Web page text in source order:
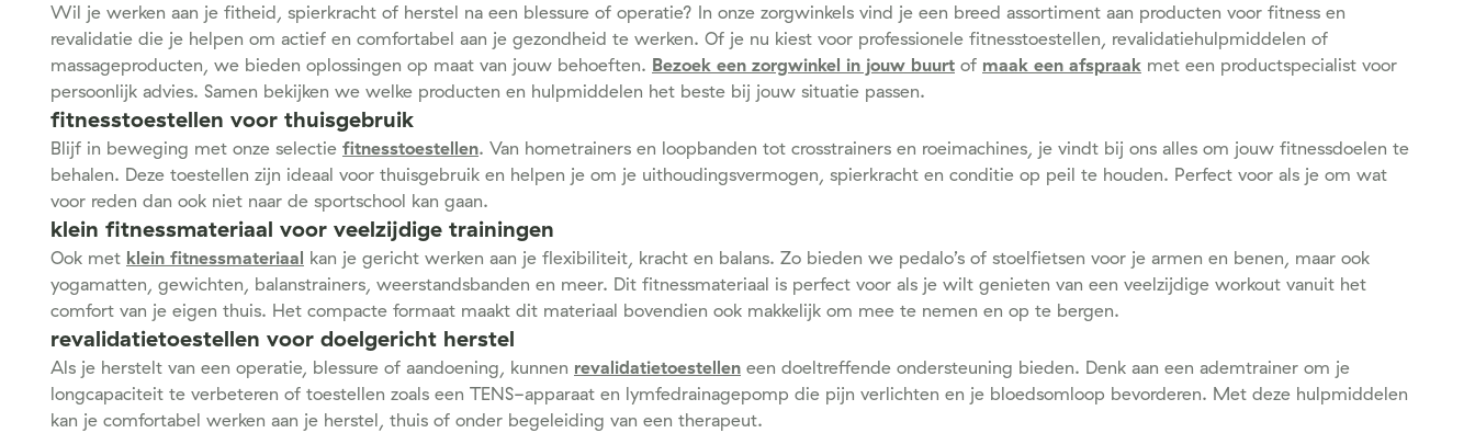
Wil je werken aan je fitheid, spierkracht of herstel na een blessure of operatie? In onze zorgwinkels vind je een breed assortiment aan producten voor fitness en
revalidatie die je helpen om actief en comfortabel aan je gezondheid te werken. Of je nu kiest voor professionele fitnesstoestellen, revalidatiehulpmiddelen of
massageproducten, we bieden oplossingen op maat van jouw behoeften. Bezoek een zorgwinkel in jouw buurt of maak een afspraak met een productspecialist voor
persoonlijk advies. Samen bekijken we welke producten en hulpmiddelen het beste bij jouw situatie passen.
fitnesstoestellen voor thuisgebruik
Blijf in beweging met onze selectie fitnesstoestellen. Van hometrainers en loopbanden tot crosstrainers en roeimachines, je vindt bij ons alles om jouw fitnessdoelen te
behalen. Deze toestellen zijn ideaal voor thuisgebruik en helpen je om je uithoudingsvermogen, spierkracht en conditie op peil te houden. Perfect voor als je om wat
voor reden dan ook niet naar de sportschool kan gaan.
klein fitnessmateriaal voor veelzijdige trainingen
Ook met klein fitnessmateriaal kan je gericht werken aan je flexibiliteit, kracht en balans. Zo bieden we pedalo’s of stoelfietsen voor je armen en benen, maar ook
yogamatten, gewichten, balanstrainers, weerstandsbanden en meer. Dit fitnessmateriaal is perfect voor als je wilt genieten van een veelzijdige workout vanuit het
comfort van je eigen thuis. Het compacte formaat maakt dit materiaal bovendien ook makkelijk om mee te nemen en op te bergen.
revalidatietoestellen voor doelgericht herstel
Als je herstelt van een operatie, blessure of aandoening, kunnen revalidatietoestellen een doeltreffende ondersteuning bieden. Denk aan een ademtrainer om je
longcapaciteit te verbeteren of toestellen zoals een TENS-apparaat en lymfedrainagepomp die pijn verlichten en je bloedsomloop bevorderen. Met deze hulpmiddelen
kan je comfortabel werken aan je herstel, thuis of onder begeleiding van een therapeut.